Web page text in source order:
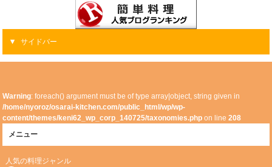
サイドバー
Warning: foreach() argument must be of type array|object, string given in
/home/nyoroz/osarai-kitchen.com/public_html/wp/wp-
content/themes/keni62_wp_corp_140725/taxonomies.php on line208
メニュー
人気の料理ジャンル